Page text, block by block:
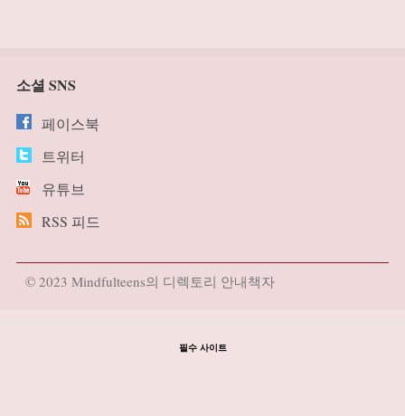
소셜 SNS
페이스북
트위터
유튜브
RSS 피드
© 2023 Mindfulteens의 디렉토리 안내책자
필수 사이트